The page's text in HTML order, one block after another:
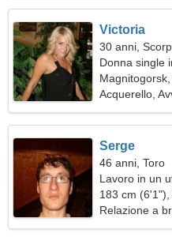
Victoria
30 anni,
Donna single
Acquerello,
Serge
46 anni, Toro
Lavoro in un
romantica
183 cm
Relazione a